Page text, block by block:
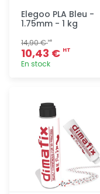
Elegoo PLA Bleu -
1.75mm - 1 kg
14,90 €HT
10,43 € HT
En stock